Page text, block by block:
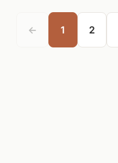
← 1 2